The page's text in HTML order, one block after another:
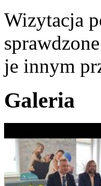
Wizytacja
je innym
Galeria